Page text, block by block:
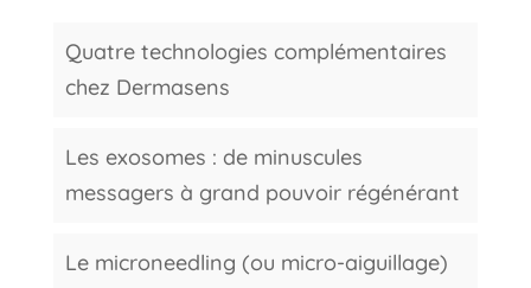
Quatre technologies complémentaires
chez Dermasens
Les exosomes : de minuscules
messagers à grand pouvoir régénérant
Le microneedling (ou micro-aiguillage)